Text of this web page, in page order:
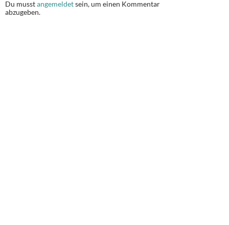
Du musstangemeldetsein, um einen Kommentar
abzugeben.